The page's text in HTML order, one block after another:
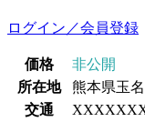
ログイン／会員登録
価格
非公開
所在地
熊本県玉
交通